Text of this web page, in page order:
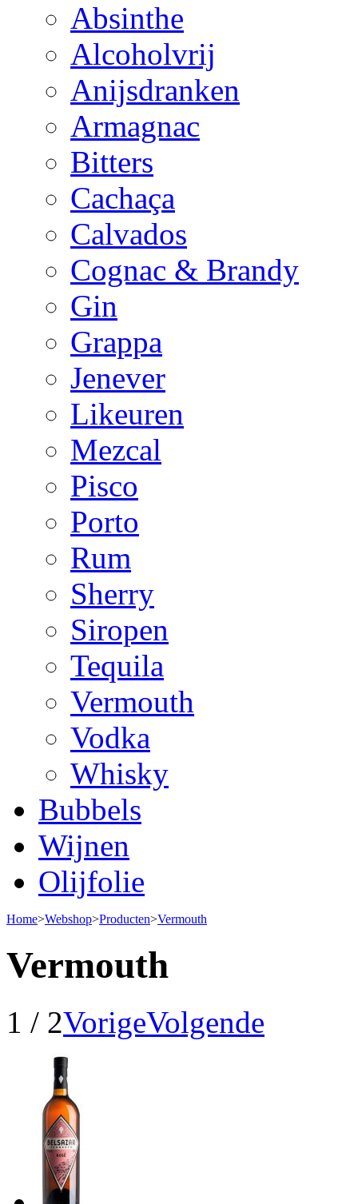
Absinthe
Alcoholvrij
Anijsdranken
Armagnac
Bitters
Cachaça
Calvados
Cognac & Brandy
Gin
Grappa
Jenever
Likeuren
Mezcal
Pisco
Porto
Rum
Sherry
Siropen
Tequila
Vermouth
Vodka
Whisky
Bubbels
Wijnen
Olijfolie
Home>Webshop>Producten>Vermouth
Vermouth
1 / 2VorigeVolgende